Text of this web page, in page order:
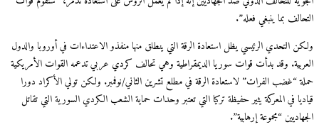
التحالف بما ينبغي فعله”.
ولكن التحدي الرئيسي يظل استعادة الرقة التي ينطلق منها منفذو الاعتداءات في أوروبا والدول
العربية. وقد بدأت قوات سوريا الديمقراطية وهي تحالف كردي عربي تدعمه القوات الأمريكية
حملة “غضب الفرات” لاستعادة الرقة في مطلع تشرين الثاني/نوفمبر. ولكن تولي الأكراد دورا
قياديا في المعركة يثير حفيظة تركيا التي تعتبر وحدات حماية الشعب الكردي السورية التي تقاتل
الجهاديين “مجموعة إرهابية”.